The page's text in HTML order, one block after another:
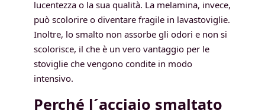
lucentezza o la sua qualità. La melamina, invece,
può scolorire o diventare fragile in lavastoviglie.
Inoltre, lo smalto non assorbe gli odori e non si
scolorisce, il che è un vero vantaggio per le
stoviglie che vengono condite in modo
intensivo.
Perché l´acciaio smaltato